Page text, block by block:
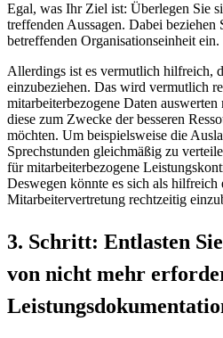
Egal, was Ihr Ziel ist: Überlegen Sie
treffenden Aussagen. Dabei
betreffenden Organisationseinheit ein.
Allerdings ist es vermutlich hilfreich,
einzubeziehen. Das wird vermutlich
mitarbeiterbezogene Daten
diese zum Zwecke der besseren
möchten. Um beispielsweise die
Sprechstunden gleichmäßig zu
für mitarbeiterbezogene
Deswegen könnte es sich als
Mitarbeitervertretung rechtzeitig
3. Schritt: Entlasten
von nicht mehr